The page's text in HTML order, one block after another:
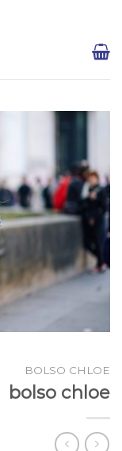
BOLSO CHLOE
bolso chloe